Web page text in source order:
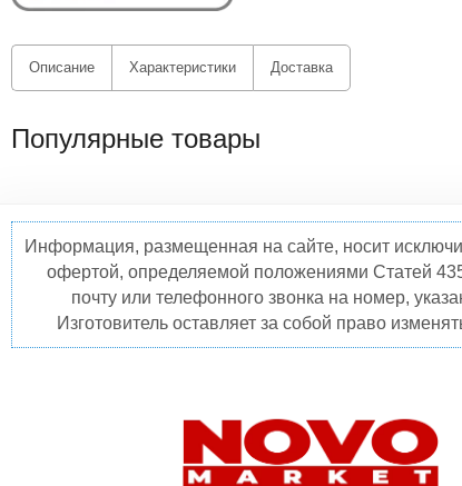
Описание Характеристики Доставка
Популярные товары
Информация, размещенная на сайте, носит
офертой, определяемой положениями Статей
почту или телефонного звонка на номер,
Изготовитель оставляет за собой право